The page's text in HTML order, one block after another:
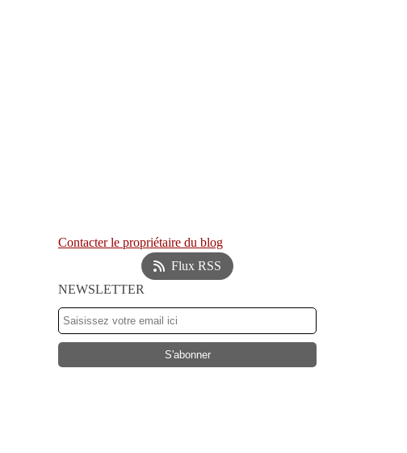
Contacter le propriétaire du blog
Flux RSS
NEWSLETTER